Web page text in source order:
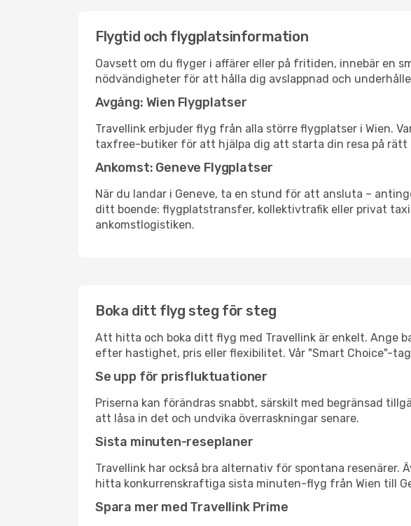
Flygtid och flygplatsinformation
Oavsett om du flyger i affärer eller på fritiden, innebär en
nödvändigheter för att hålla dig avslappnad och
Avgång: Wien Flygplatser
Travellink erbjuder flyg från alla större flygplatser i Wien.
taxfree-butiker för att hjälpa dig att starta din resa på rätt
Ankomst: Geneve Flygplatser
När du landar i Geneve, ta en stund för att ansluta –
ditt boende: flygplatstransfer, kollektivtrafik eller privat
ankomstlogistiken.
Boka ditt flyg steg för steg
Att hitta och boka ditt flyg med Travellink är enkelt. Ange
efter hastighet, pris eller flexibilitet. Vår "Smart Choice"-
Se upp för prisfluktuationer
Priserna kan förändras snabbt, särskilt med begränsad
att låsa in det och undvika överraskningar senare.
Sista minuten-reseplaner
Travellink har också bra alternativ för spontana
hitta konkurrenskraftiga sista minuten-flyg från Wien till
Spara mer med Travellink Prime